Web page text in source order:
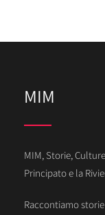
MIM
MIM, Storie,
Principato e la
Raccontiamo